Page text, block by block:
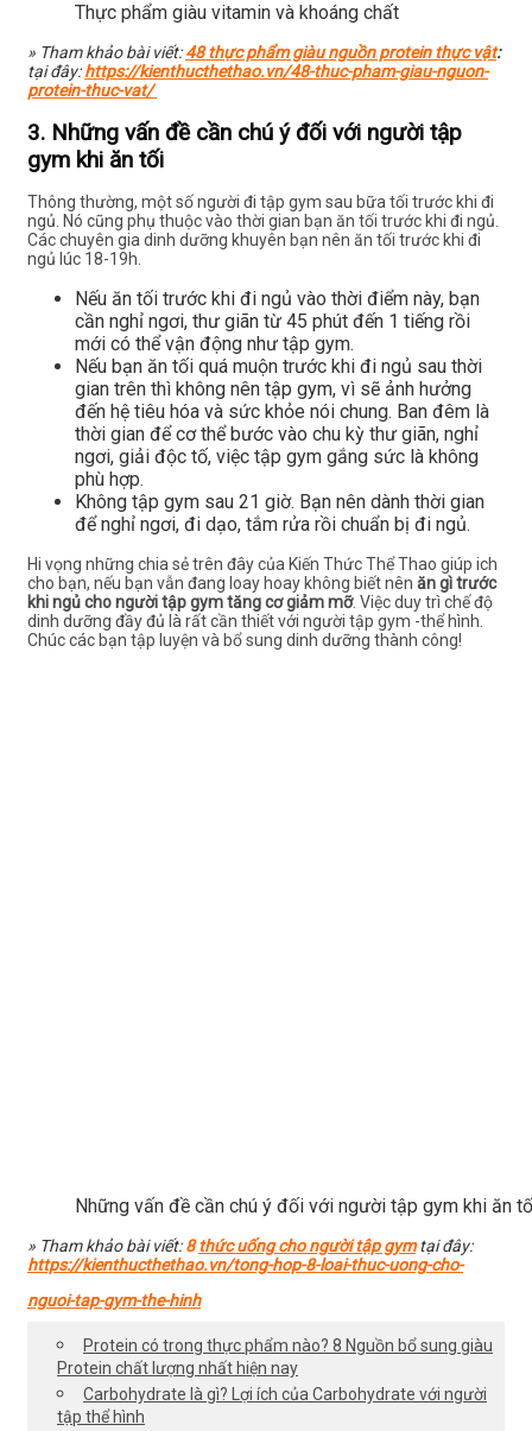
Thực phẩm giàu vitamin và khoáng chất
» Tham khảo bài viết:48 thực phẩm giàu nguồn protein thực vật:
tại đây:https://kienthucthethao.vn/48-thuc-pham-giau-nguon-
protein-thuc-vat/
3. Những vấn đề cần chú ý đối với người tập
gym khi ăn tối
Thông thường, một số người đi tập gym sau bữa tối trước khi đi
ngủ. Nó cũng phụ thuộc vào thời gian bạn ăn tối trước khi đi ngủ.
Các chuyên gia dinh dưỡng khuyên bạn nên ăn tối trước khi đi
ngủ lúc 18-19h.
Nếu ăn tối trước khi đi ngủ vào thời điểm này, bạn
cần nghỉ ngơi, thư giãn từ 45 phút đến 1 tiếng rồi
mới có thể vận động như tập gym.
Nếu bạn ăn tối quá muộn trước khi đi ngủ sau thời
gian trên thì không nên tập gym, vì sẽ ảnh hưởng
đến hệ tiêu hóa và sức khỏe nói chung. Ban đêm là
thời gian để cơ thể bước vào chu kỳ thư giãn, nghỉ
ngơi, giải độc tố, việc tập gym gắng sức là không
phù hợp.
Không tập gym sau 21 giờ. Bạn nên dành thời gian
để nghỉ ngơi, đi dạo, tắm rửa rồi chuẩn bị đi ngủ.
Hi vọng những chia sẻ trên đây của Kiến Thức Thể Thao giúp ich
cho bạn, nếu bạn vẫn đang loay hoay không biết nên ăn gì trước
khi ngủ cho người tập gym tăng cơ giảm mỡ. Việc duy trì chế độ
dinh dưỡng đầy đủ là rất cần thiết với người tập gym -thể hình.
Chúc các bạn tập luyện và bổ sung dinh dưỡng thành công!
Những vấn đề cần chú ý đối với người tập gym khi ăn
» Tham khảo bài viết:8thức uống cho người tập gym tại đây:
https://kienthucthethao.vn/tong-hop-8-loai-thuc-uong-cho-
nguoi-tap-gym-the-hinh
Protein có trong thực phẩm nào? 8 Nguồn bổ sung giàu
Protein chất lượng nhất hiện nay
Carbohydrate là gì? Lợi ích của Carbohydrate với người
tập thể hình